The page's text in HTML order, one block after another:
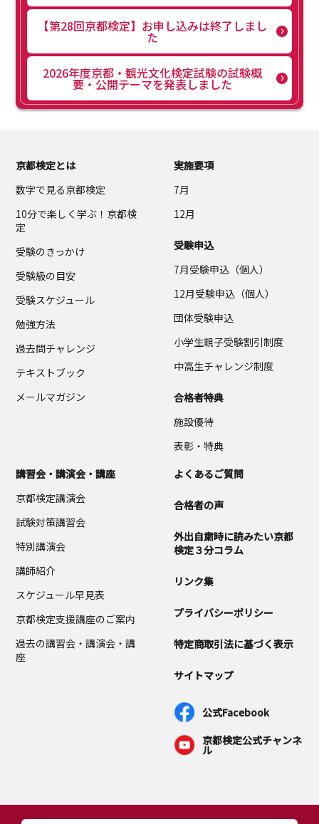
【第28回京都検定】お申し込みは終了しまし
た
2026年度京都・観光文化検定試験の試験概
要・公開テーマを発表しました
京都検定とは
数字で見る京都検定
10分で楽しく学ぶ！京都検
定
受験のきっかけ
受験級の目安
受験スケジュール
勉強方法
過去問チャレンジ
テキストブック
メールマガジン
実施要項
7月
12月
受験申込
7月受験申込（個人）
12月受験申込（個人）
団体受験申込
小学生親子受験割引制度
中高生チャレンジ制度
合格者特典
施設優待
表彰・特典
講習会・講演会・講座
京都検定講演会
試験対策講習会
特別講演会
講師紹介
スケジュール早見表
京都検定支援講座のご案内
過去の講習会・講演会・講
座
よくあるご質問
合格者の声
外出自粛時に読みたい京都
検定３分コラム
リンク集
プライバシーポリシー
特定商取引法に基づく表示
サイトマップ
公式Facebook
京都検定公式チャンネ
ル